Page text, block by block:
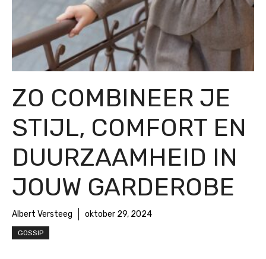
ZO COMBINEER JE
STIJL, COMFORT EN
DUURZAAMHEID IN
JOUW GARDEROBE
Albert Versteeg oktober 29, 2024
GOSSIP